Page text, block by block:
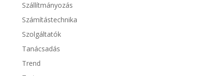
Szállítmányozás
Számítástechnika
Szolgáltatók
Tanácsadás
Trend